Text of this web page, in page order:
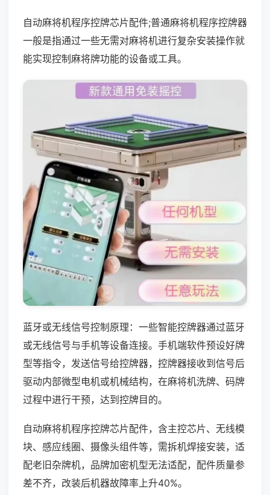
自动麻将机程序控牌芯片配件;普通麻将机程序控牌器
一般是指通过一些无需对麻将机进行复杂安装操作就
能实现控制麻将牌功能的设备或工具。
蓝牙或无线信号控制原理：一些智能控牌器通过蓝牙
或无线信号与手机等设备连接。手机端软件预设好牌
型等指令，发送信号给控牌器，控牌器接收到信号后
驱动内部微型电机或机械结构，在麻将机洗牌、码牌
过程中进行干预，达到控牌目的。
自动麻将机程序控牌芯片配件，含主控芯片、无线模
块、感应线圈、摄像头组件等，需拆机焊接安装，适
配老旧杂牌机，品牌加密机型无法适配，配件质量参
差不齐，改装后机器故障率上升40%。